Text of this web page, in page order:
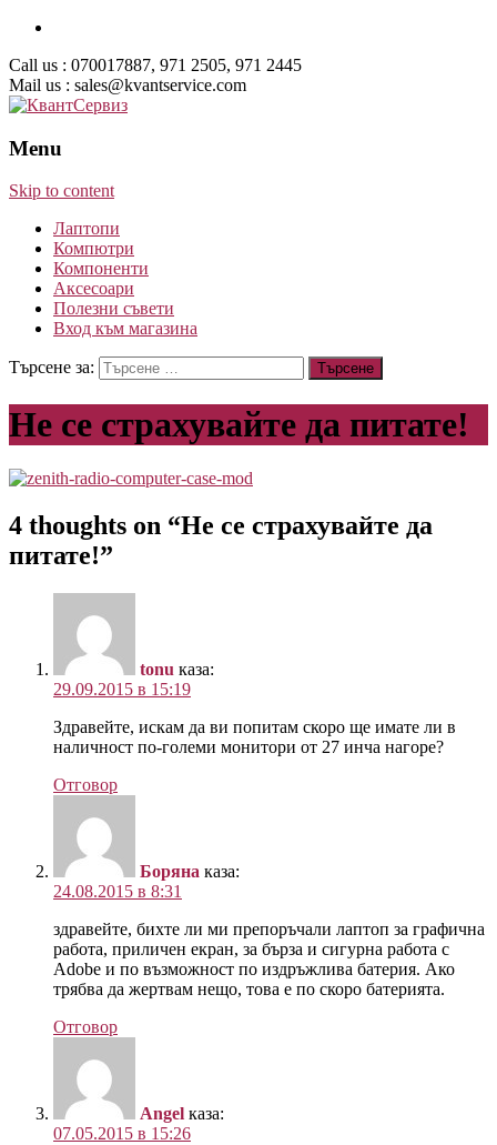
Call us : 070017887, 971 2505, 971 2445
Mail us : sales@kvantservice.com
Menu
Skip to content
Лаптопи
Компютри
Компоненти
Аксесоари
Полезни съвети
Вход към магазина
Търсене за:
Не се страхувайте да питате!
4 thoughts on “Не се страхувайте да
питате!”
tonu каза:
29.09.2015 в 15:19
Здравейте, искам да ви попитам скоро ще имате ли в
наличност по-големи монитори от 27 инча нагоре?
Отговор
Боряна каза:
24.08.2015 в 8:31
здравейте, бихте ли ми препоръчали лаптоп за графична
работа, приличен екран, за бърза и сигурна работа с
Adobe и по възможност по издръжлива батерия. Ако
трябва да жертвам нещо, това е по скоро батерията.
Отговор
Angel каза:
07.05.2015 в 15:26